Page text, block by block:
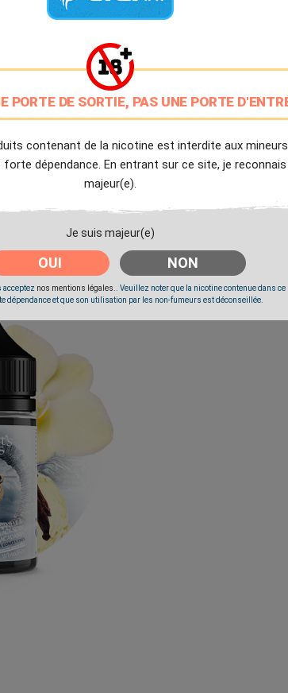
PORTE DE SORTIE, PAS UNE PORTE
contenant de la nicotine est interdite aux
dépendance. En entrant sur ce site, je
majeur(e).
Je suis majeur(e)
OUI NON
acceptez nos mentions légales.
. Veuillez noter que la nicotine contenue dans
dépendance et que son utilisation par les non-fumeurs est déconseillée.
Partager
Livré à partir du Vendredi 7 Août 2026.